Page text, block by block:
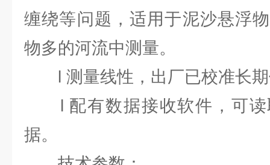
缠绕等问题，适用于泥沙悬浮
物多的河流中测量。
l 测量线性，出厂已校准长期
l 配有数据接收软件，可读
据。